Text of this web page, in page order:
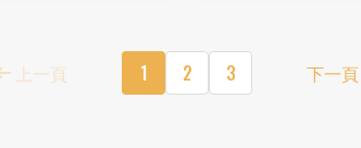
上一頁 1 2 3 下一頁